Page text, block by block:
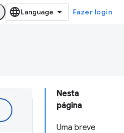
Fazer login
Nesta
página
Uma breve